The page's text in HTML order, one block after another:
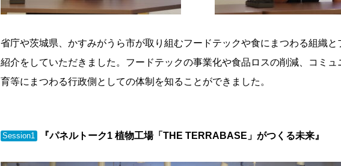
省庁や茨城県、かすみがうら市が取り組むフードテックや食にまつわる組織と
紹介をしていただきました。フードテックの事業化や食品ロスの削減、コミュ
育等にまつわる行政側としての体制を知ることができました。
Session1 『パネルトーク1 植物工場「THE TERRABASE」がつくる未来』